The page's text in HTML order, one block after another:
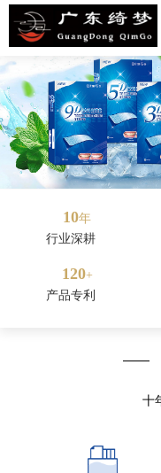
10年
行业深耕
120+
产品专利
十